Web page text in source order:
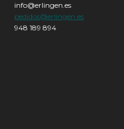
info@erlingen.es
pedidos@erlingen.es
948 189 894